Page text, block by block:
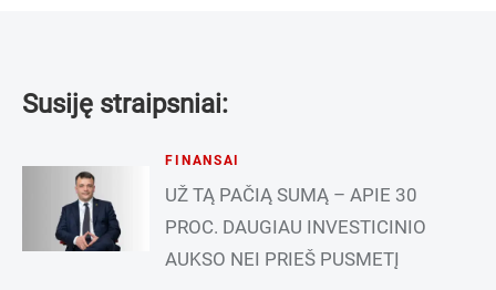
Susiję straipsniai:
FINANSAI
UŽ TĄ PAČIĄ SUMĄ – APIE 30
PROC. DAUGIAU INVESTICINIO
AUKSO NEI PRIEŠ PUSMETĮ